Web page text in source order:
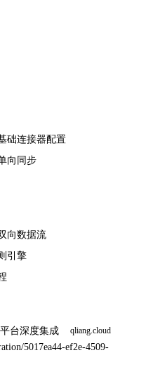
础连接器配置
向同步
向数据流
引擎
台深度集成
5017ea44-ef2e-4509-